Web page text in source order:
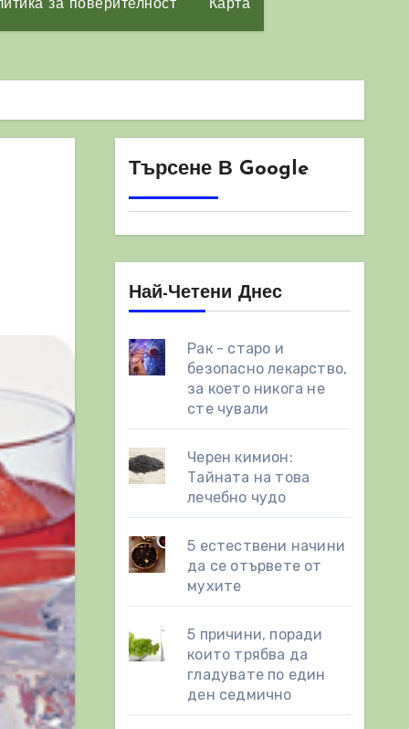
за поверителност Карта
Търсене В Google
Най-Четени Днес
Рак - старо и
безопасно лекарство,
за което никога не
сте чували
Черен кимион:
Тайната на това
лечебно чудо
5 естествени начини
да се отървете от
мухите
5 причини, поради
които трябва да
гладувате по един
ден седмично